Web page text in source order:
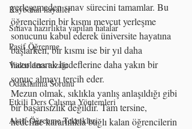
Kaybolan hayaller
Sınava hazırlıkta yapılan hatalar
Pasif Öğrenme
Video ders tuzağı
Odaklanma Sorunu
Etkili Ders Çalışma Yöntemleri
Aktif Öğrenme Teknikleri
yerleşemeden sınav sürecini tamamlar. Bu
öğrencilerin bir kısmı mevcut yerleşme
sonucunu kabul ederek üniversite hayatına
başlarken, bir kısmı ise bir yıl daha
hazırlanarak hedeflerine daha yakın bir
sonuç almayı tercih eder.
Mezun olmak, sıklıkla yanlış anlaşıldığı gibi
bir başarısızlık değildir. Tam tersine,
hedefine kararlılıkla bağlı kalan öğrencilerin